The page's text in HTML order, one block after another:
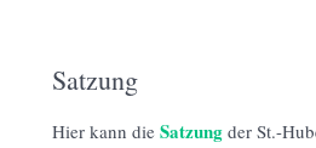
Satzung
Hier kann die Satzungder St.-